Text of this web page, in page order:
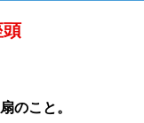
のこと。